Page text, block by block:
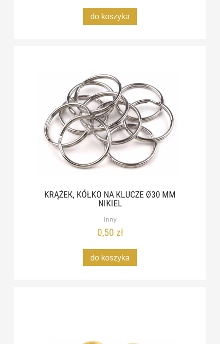
do koszyka
KRĄŻEK, KÓŁKO NA KLUCZE Ø30 MM
NIKIEL
Inny
0,50 zł
do koszyka